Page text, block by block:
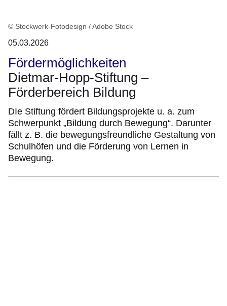
© Stockwerk-Fotodesign / Adobe Stock
05.03.2026
Fördermöglichkeiten
Dietmar-Hopp-Stiftung –
Förderbereich Bildung
DIe Stiftung fördert Bildungsprojekte u. a. zum
Schwerpunkt „Bildung durch Bewegung“. Darunter
fällt z. B. die bewegungsfreundliche Gestaltung von
Schulhöfen und die Förderung von Lernen in
Bewegung.